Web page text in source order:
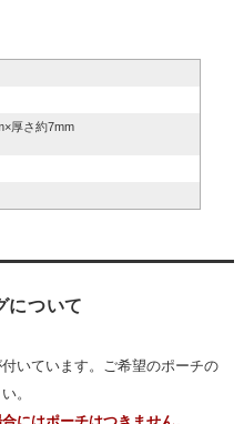
厚さ約7mm
について
いています。ご希望のポーチの
。